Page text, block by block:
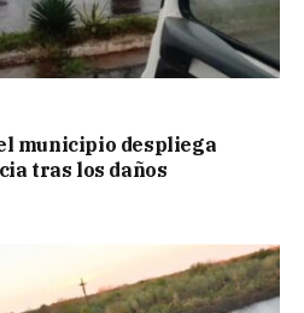
municipio despliega
tras los daños